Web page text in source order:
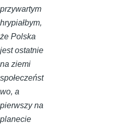
przywartym
hrypiałbym,
że Polska
jest ostatnie
na ziemi
społeczeńst
wo, a
pierwszy na
planecie